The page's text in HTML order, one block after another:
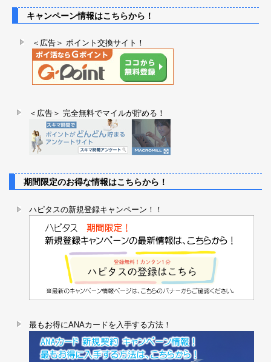
キャンペーン情報はこちらから！
＜広告＞ ポイント交換サイト！
＜広告＞ 完全無料でマイルが貯める！
期間限定のお得な情報はこちらから！
ハピタスの新規登録キャンペーン！！
最もお得にANAカードを入手する方法！